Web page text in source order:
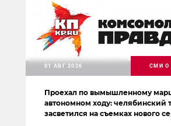
Проехал по вымышленному
автономном ходу: челябинский
засветился на съемках нового
01 АВГ 2026 СМИ О